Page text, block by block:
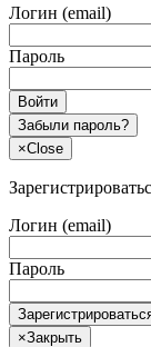
Логин (email)
Пароль
Войти
Забыли пароль?
×Close
Логин (email)
Пароль
×Закрыть